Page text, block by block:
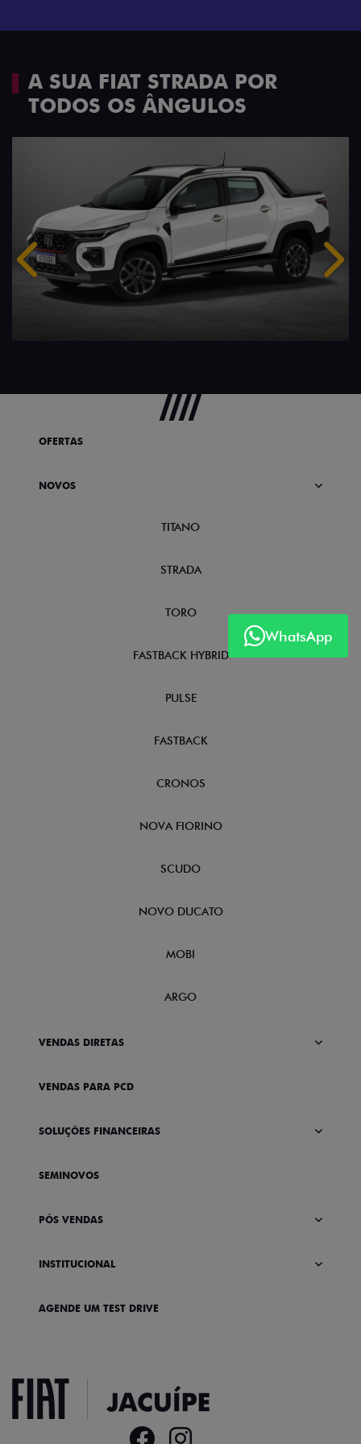
A SUA FIAT STRADA POR
TODOS OS ÂNGULOS
Anterior
WhatsApp
OFERTAS
NOVOS
TITANO
STRADA
TORO
FASTBACK HYBRID
PULSE
FASTBACK
CRONOS
NOVA FIORINO
SCUDO
NOVO DUCATO
MOBI
ARGO
VENDAS DIRETAS
VENDAS PARA PCD
SOLUÇÕES FINANCEIRAS
SEMINOVOS
PÓS VENDAS
INSTITUCIONAL
AGENDE UM TEST DRIVE